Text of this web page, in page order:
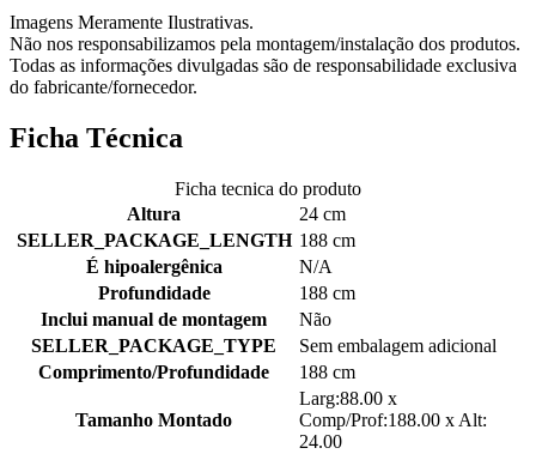
Imagens Meramente Ilustrativas.
Não nos responsabilizamos pela montagem/instalação dos produtos.
Todas as informações divulgadas são de responsabilidade exclusiva
do fabricante/fornecedor.
Ficha Técnica
Ficha tecnica do produto
Altura
24 cm
SELLER_PACKAGE_LENGTH 188 cm
É hipoalergênica
N/A
Profundidade
188 cm
Inclui manual de montagem
Não
SELLER_PACKAGE_TYPE
Sem embalagem adicional
Comprimento/Profundidade
188 cm
Tamanho Montado
Larg:88.00 x
Comp/Prof:188.00 x Alt:
24.00